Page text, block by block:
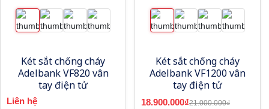
Két sắt chống cháy
Adelbank VF820 vân
tay điện tử
Liên hệ
Két sắt chống cháy
Adelbank VF1200 vân
tay điện tử
18.900.000₫21.000.000₫